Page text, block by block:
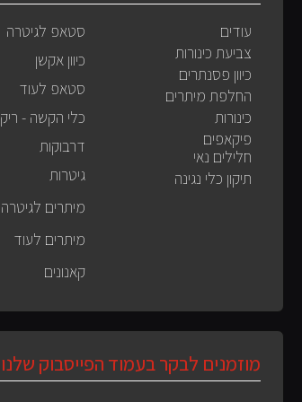
עודים
צביעת כינורות
כיוון פסנתרים
החלפת מיתרים
כינורות
פיקאפים
חלילים נאי
תיקון כלי נגינה
סטאפ לגיטרה
כיוון אקשן
סטאפ לעוד
כלי הקשה - ריק
דרבוקות
גיטרות
מיתרים לגיטרה
מיתרים לעוד
קאנונים
מוזמנים לבקר בעמוד הפייסבוק שלנו